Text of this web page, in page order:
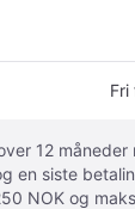
12
en siste
NOK og